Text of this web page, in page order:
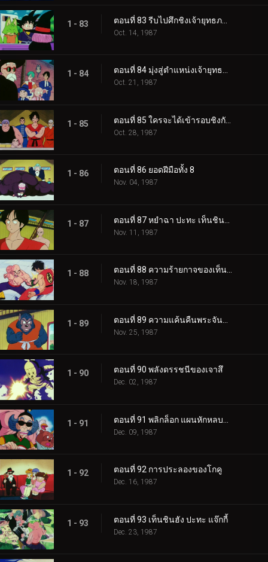
1 - 83
Oct. 14, 1987
1 - 84 ตอนที่ 84 มุ่งสู่ตำแหน่งเจ้ายุทธภพ
Oct. 21, 1987
1 - 85
Oct. 28, 1987
1 - 86 ตอนที่ 86 ยอดฝีมือทั้ง 8
Nov. 04, 1987
1 - 87
Nov. 11, 1987
1 - 88 ตอนที่ 88 ความร้ายกาจของเท็นชินฮัง
Nov. 18, 1987
1 - 89
Nov. 25, 1987
1 - 90 ตอนที่ 90 พลังดรรชนีของเจาสึ
Dec. 02, 1987
1 - 91
Dec. 09, 1987
1 - 92 ตอนที่ 92 การประลองของโกคู
Dec. 16, 1987
1 - 93 ตอนที่ 93 เท็นชินฮัง ปะทะ แจ๊กกี้
Dec. 23, 1987